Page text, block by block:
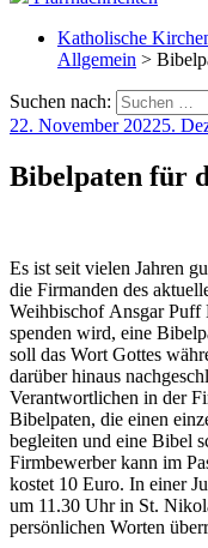
Katholische
Allgemein >
Suchen nach:
22. November 20225.
Bibelpaten für
Es ist seit vielen Jahren
die Firmanden des
Weihbischof Ansgar Puff
spenden wird, eine
soll das Wort Gottes
darüber hinaus
Verantwortlichen in der
Bibelpaten, die einen
begleiten und eine Bibel
Firmbewerber kann im
kostet 10 Euro. In einer
um 11.30 Uhr in St.
persönlichen Worten